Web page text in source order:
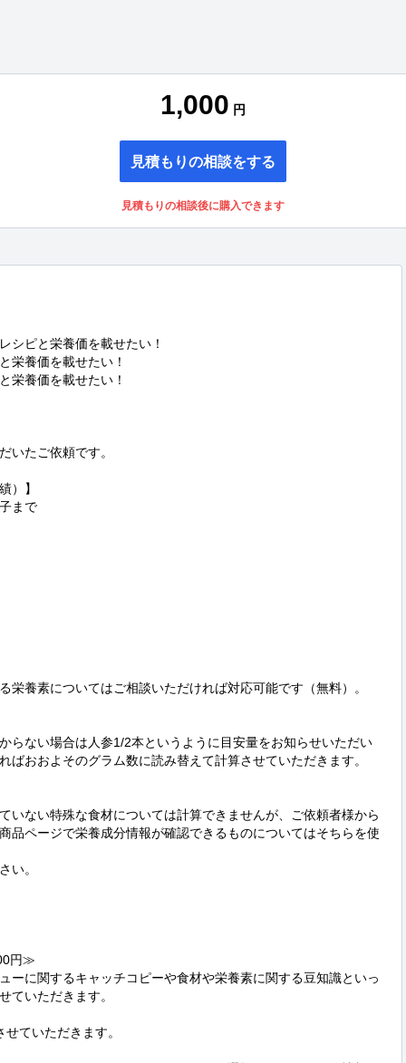
1,000 円
見積もりの相談をする
見積もりの相談後に購入できます
シピと栄養価を載せたい！
栄養価を載せたい！
栄養価を載せたい！
いたご依頼です。
）】
まで
栄養素についてはご相談いただければ対応可能です（無料）。
らない場合は人参1/2本というように目安量をお知らせいただい
ばおおよそのグラム数に読み替えて計算させていただきます。
いない特殊な食材については計算できませんが、ご依頼者様から
品ページで栄養成分情報が確認できるものについてはそちらを使
い。
円≫
ーに関するキャッチコピーや食材や栄養素に関する豆知識といっ
ていただきます。
ていただきます。